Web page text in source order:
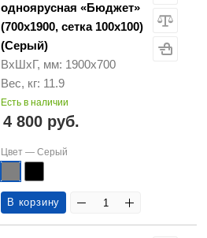
одноярусная «Бюджет»
(700х1900, сетка 100х100)
(Серый)
ВхШхГ, мм: 1900х700
Вес, кг: 11.9
Есть в наличии
4 800 руб.
Цвет — Серый
В корзину